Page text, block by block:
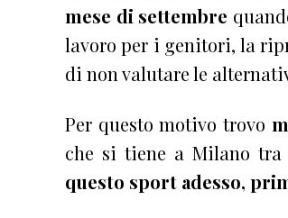
mese di settembre
lavoro per i genitori, la
di non valutare le
Per questo motivo trovo
che si tiene a Milano
questo sport adesso,